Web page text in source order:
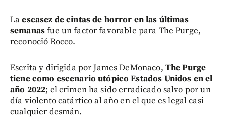
Laescasez de cintas de horror en las últimas
semanasfue un factor favorable para The Purge,
reconoció Rocco.
Escrita y dirigida por James DeMonaco, The Purge
tiene como escenario utópico Estados Unidos en el
año 2022; el crimen ha sido erradicado salvo por un
día violento catártico al año en el que es legal casi
cualquier desmán.